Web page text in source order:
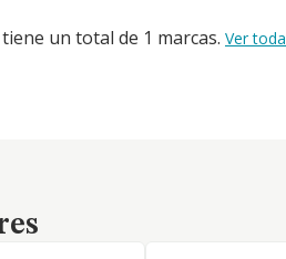
un total de 1 marcas. Ver